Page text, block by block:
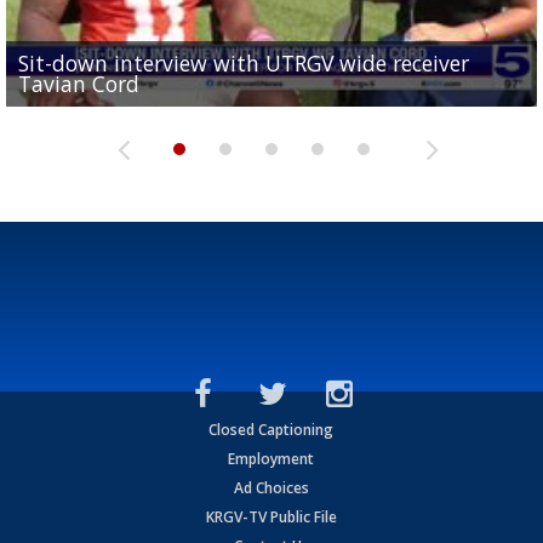
Sit-down interview with UTRGV wide receiver
Tavian Cord
Two-a-Day Tour 2026: Raymondville Bearkats
Two-a-Day Tour 2026: Port Isabel Tarpons
UTRGV football ranks fourth in SLC preseason poll
and receiving votes in...
Two-a-Day Tour 2026: Santa Rosa Warriors
Closed Captioning
Employment
Ad Choices
KRGV-TV Public File